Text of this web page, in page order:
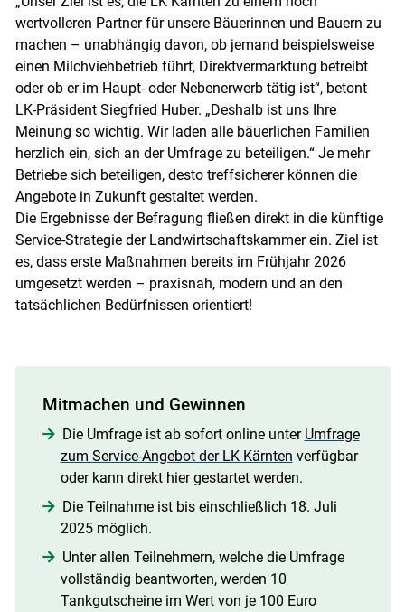
wertvolleren Partner für unsere Bäuerinnen und Bauern zu
machen – unabhängig davon, ob jemand beispielsweise
einen Milchviehbetrieb führt, Direktvermarktung betreibt
oder ob er im Haupt- oder Nebenerwerb tätig ist“, betont
LK-Präsident Siegfried Huber. „Deshalb ist uns Ihre
Meinung so wichtig. Wir laden alle bäuerlichen Familien
herzlich ein, sich an der Umfrage zu beteiligen.“ Je mehr
Betriebe sich beteiligen, desto treffsicherer können die
Angebote in Zukunft gestaltet werden.
Die Ergebnisse der Befragung fließen direkt in die künftige
Service-Strategie der Landwirtschaftskammer ein. Ziel ist
es, dass erste Maßnahmen bereits im Frühjahr 2026
umgesetzt werden – praxisnah, modern und an den
tatsächlichen Bedürfnissen orientiert!
Mitmachen und Gewinnen
Die Umfrage ist ab sofort online unter Umfrage
zum Service-Angebot der LK Kärnten verfügbar
oder kann direkt hier gestartet werden.
Die Teilnahme ist bis einschließlich 18. Juli
2025 möglich.
Unter allen Teilnehmern, welche die Umfrage
vollständig beantworten, werden 10
Tankgutscheine im Wert von je 100 Euro